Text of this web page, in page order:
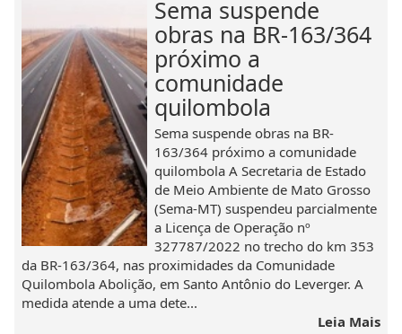
Sema suspende
obras na BR-163/364
próximo a
comunidade
quilombola
Sema suspende obras na BR-
163/364 próximo a comunidade
quilombola A Secretaria de Estado
de Meio Ambiente de Mato Grosso
(Sema-MT) suspendeu parcialmente
a Licença de Operação nº
327787/2022 no trecho do km 353
da BR-163/364, nas proximidades da Comunidade
Quilombola Abolição, em Santo Antônio do Leverger. A
medida atende a uma dete...
Leia Mais